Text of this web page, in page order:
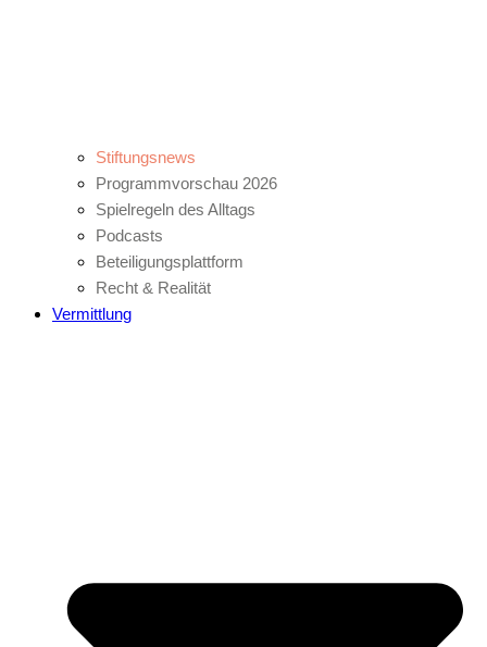
Stiftungsnews
Programmvorschau 2026
Spielregeln des Alltags
Podcasts
Beteiligungsplattform
Recht & Realität
Vermittlung